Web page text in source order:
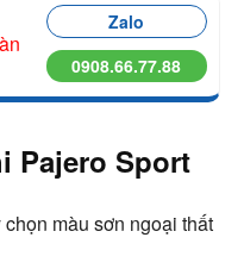
Zalo
0908.66.77.88
Pajero Sport
màu sơn ngoại thất